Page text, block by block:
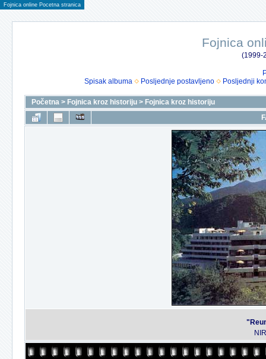
Fojnica online Pocetna stranica
Fojnica
(1999-
Spisak albuma
Posljednje postavljeno Posljednji
Početna > Fojnica kroz historiju > Fojnica kroz historiju